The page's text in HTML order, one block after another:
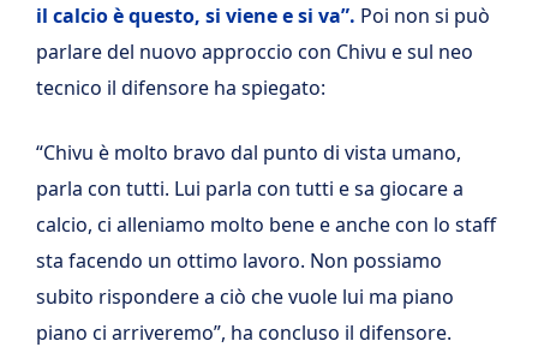
il calcio è questo, si viene e si va”. Poi non si può
parlare del nuovo approccio con Chivu e sul neo
tecnico il difensore ha spiegato:
“Chivu è molto bravo dal punto di vista umano,
parla con tutti. Lui parla con tutti e sa giocare a
calcio, ci alleniamo molto bene e anche con lo staff
sta facendo un ottimo lavoro. Non possiamo
subito rispondere a ciò che vuole lui ma piano
piano ci arriveremo”, ha concluso il difensore.